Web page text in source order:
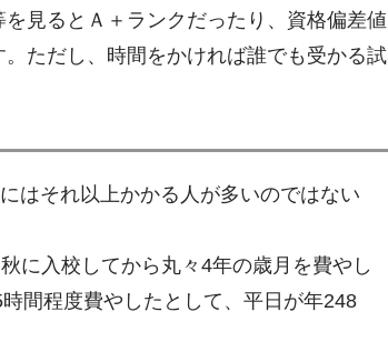
見るとＡ＋ランクだったり、資格偏差値
ただし、時間をかければ誰でも受かる試
はそれ以上かかる人が多いのではない
に入校してから丸々4年の歳月を費やし
間程度費やしたとして、平日が年248